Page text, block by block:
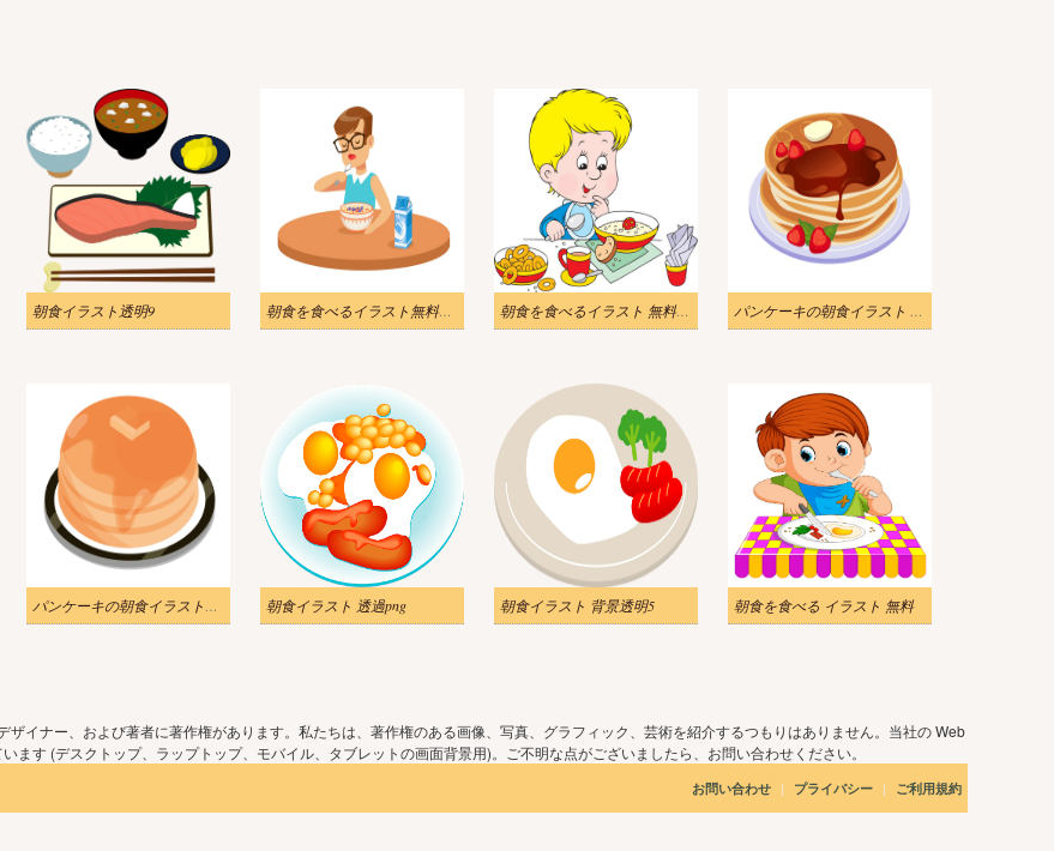
朝食イラスト透明9 朝食を食べるイラスト無料ダウンロード 朝食を食べるイラスト 無料画像 パンケーキの朝食イラスト png イメージ
パンケーキの朝食イラストpng無料 朝食イラスト 透過png 朝食イラスト 背景透明5 朝食を食べる イラスト 無料
イナー、および著者に著作権があります。私たちは、著作権のある画像、写真、グラフィック、芸術を紹介するつもりはありません。当社の Web
す (デスクトップ、ラップトップ、モバイル、タブレットの画面背景用)。ご不明な点がございましたら、お問い合わせください。
お問い合わせ | プライバシー | ご利用規約